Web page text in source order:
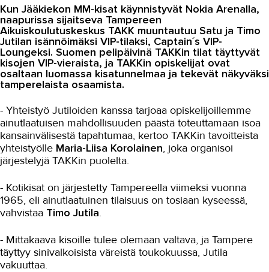
Blogi
OMA TAKK
YHTEYSTIEDOT
IN ENGLISH
Kun Jääkiekon MM-kisat käynnistyvät Nokia Arenalla,
naapurissa sijaitseva Tampereen
Aikuiskoulutuskeskus TAKK muuntautuu Satu ja Timo
Jutilan isännöimäksi VIP-tilaksi, Captain´s VIP-
Loungeksi. Suomen pelipäivinä TAKKin tilat täyttyvät
kisojen VIP-vieraista, ja TAKKin opiskelijat ovat
osaltaan luomassa kisatunnelmaa ja tekevät näkyväksi
tamperelaista osaamista.
- Yhteistyö Jutiloiden kanssa tarjoaa opiskelijoillemme
ainutlaatuisen mahdollisuuden päästä toteuttamaan isoa
kansainvälisestä tapahtumaa, kertoo TAKKin tavoitteista
yhteistyölle Maria-Liisa Korolainen, joka organisoi
järjestelyjä TAKKin puolelta.
- Kotikisat on järjestetty Tampereella viimeksi vuonna
1965, eli ainutlaatuinen tilaisuus on tosiaan kyseessä,
vahvistaa Timo Jutila.
- Mittakaava kisoille tulee olemaan valtava, ja Tampere
täyttyy sinivalkoisista väreistä toukokuussa, Jutila
vakuuttaa.